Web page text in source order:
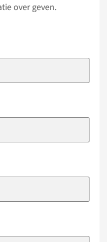
over geven.